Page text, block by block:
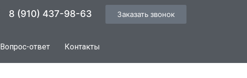
8 (910) 437-98-63 Заказать звонок
Вопрос-ответ Контакты